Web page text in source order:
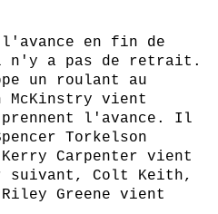
l'avance en fin de
n'y a pas de retrait.
un roulant au
McKinstry vient
prennent l'avance. Il
Torkelson
Carpenter vient
suivant, Colt Keith,
Greene vient